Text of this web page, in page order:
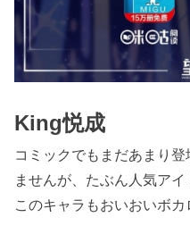
King悦成
コミックでもまだあまり
ませんが、たぶん人気アイ
このキャラもおいおいボ